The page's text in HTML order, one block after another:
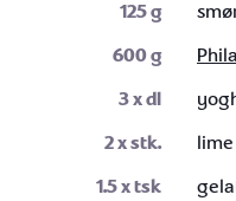
125g
600g
3x dl
2x stk.
lime
1.5x tsk